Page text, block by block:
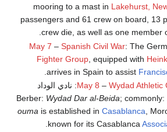
mooring to a mast in Lakehurst,
passengers and 61 crew on board, 13
crew die, as well as one member
May 7 – Spanish Civil War: The
Fighter Group, equipped with
arrives in Spain to assist
May 8 – Wydad Athletic
(WAC;(Arabic: نادي الوداد
Wydad Dar al-Beida; commonly:
ouma is established in Casablanca ,
known for its Casablanca